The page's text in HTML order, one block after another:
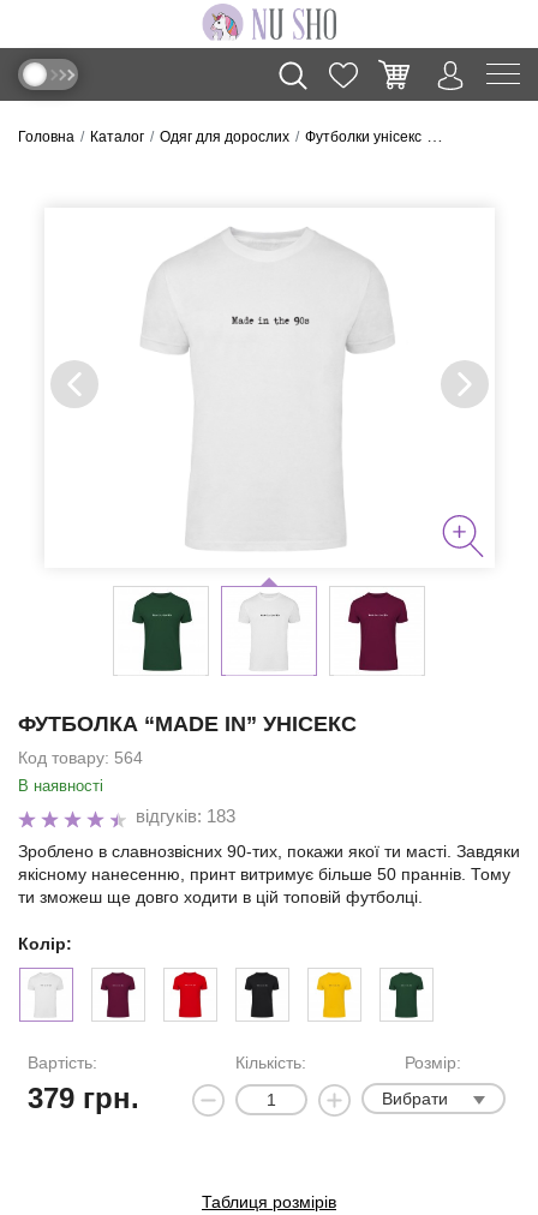
Головна Каталог Одяг для дорослих Футболки унісекс Футболка
ФУТБОЛКА “MADE IN” УНІСЕКС
Код товару: 564
В наявності
відгуків: 183
Зроблено в славнозвісних 90-тих, покажи якої ти масті. Завдяки
якісному нанесенню, принт витримує більше 50 праннів. Тому
ти зможеш ще довго ходити в цій топовій футболці.
Колір:
Вартість:
379грн.
Кількість:
Розмір:
Вибрати
Таблиця розмірів